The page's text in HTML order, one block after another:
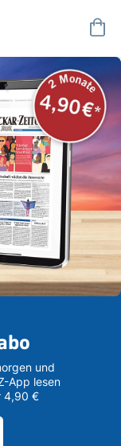
und
App lesen
4,90 €